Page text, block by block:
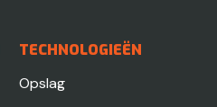
TECHNOLOGIEËN
Opslag